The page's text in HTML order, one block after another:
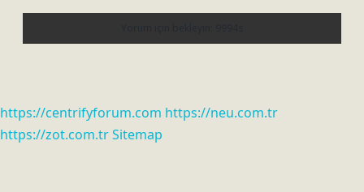
https://centrifyforum.com https://neu.com.tr
https://zot.com.trSitemap